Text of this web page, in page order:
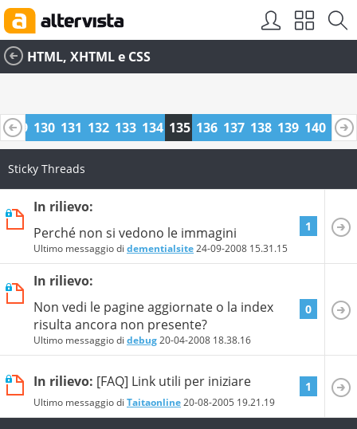
HTML, XHTML e CSS
129 130 131 132 133 134 135 136 137 138 139 140 141
Sticky Threads
In rilievo:
Perché non si vedono le immagini
Ultimo messaggio di dementialsite24-09-2008 15.31.15
1
In rilievo:
Non vedi le pagine aggiornate o la index
risulta ancora non presente?
Ultimo messaggio di debug20-04-2008 18.38.16
0
In rilievo: [FAQ] Link utili per iniziare
Ultimo messaggio di Taitaonline20-08-2005 19.21.19
1